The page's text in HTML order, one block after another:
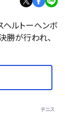
ヘルトーヘンボ
勝が行われ、
テニス